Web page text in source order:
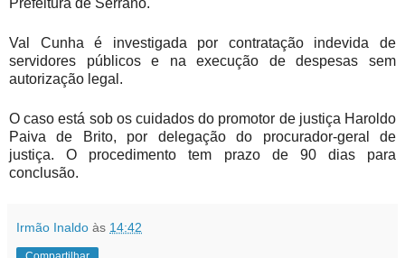
Prefeitura de Serrano.
Val Cunha é investigada por contratação indevida de
servidores públicos e na execução de despesas sem
autorização legal.
O caso está sob os cuidados do promotor de justiça Haroldo
Paiva de Brito, por delegação do procurador-geral de
justiça. O procedimento tem prazo de 90 dias para
conclusão.
Irmão Inaldo às 14:42